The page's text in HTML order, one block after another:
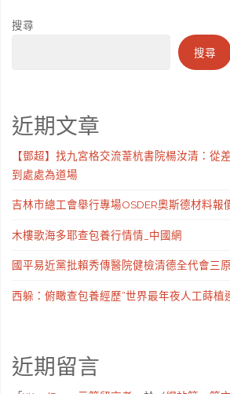
搜尋
搜尋
近期文章
【鄧超】找九宮格交流葦杭書院楊汝清：從
到處處為道場
吉林市總工會舉行專場OSDER奧斯德材料報
木樓歌海多耶查包養行情情_中國網
國平易近黨批賴秀傳醫院健檢清德全代會三
西躲：俯瞰查包養經歷“世界最年夜人工蒔植
近期留言